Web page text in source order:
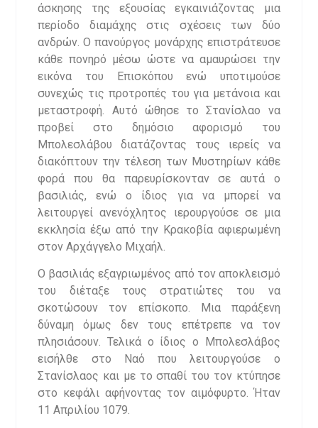
άσκησης της εξουσίας εγκαινιάζοντας μια
περίοδο διαμάχης στις σχέσεις των δύο
ανδρών. Ο πανούργος μονάρχης επιστράτευσε
κάθε πονηρό μέσω ώστε να αμαυρώσει την
εικόνα του Επισκόπου ενώ υποτιμούσε
συνεχώς τις προτροπές του για μετάνοια και
μεταστροφή. Αυτό ώθησε το Στανίσλαο να
προβεί στο δημόσιο αφορισμό του
Μπολεσλάβου διατάζοντας τους ιερείς να
διακόπτουν την τέλεση των Μυστηρίων κάθε
φορά που θα παρευρίσκονταν σε αυτά ο
βασιλιάς, ενώ ο ίδιος για να μπορεί να
λειτουργεί ανενόχλητος ιερουργούσε σε μια
εκκλησία έξω από την Κρακοβία αφιερωμένη
στον Αρχάγγελο Μιχαήλ.
Ο βασιλιάς εξαγριωμένος από τον αποκλεισμό
του διέταξε τους στρατιώτες του να
σκοτώσουν τον επίσκοπο. Μια παράξενη
δύναμη όμως δεν τους επέτρεπε να τον
πλησιάσουν. Τελικά ο ίδιος ο Μπολεσλάβος
εισήλθε στο Ναό που λειτουργούσε ο
Στανίσλαος και με το σπαθί του τον κτύπησε
στο κεφάλι αφήνοντας τον αιμόφυρτο. Ήταν
11 Απριλίου 1079.